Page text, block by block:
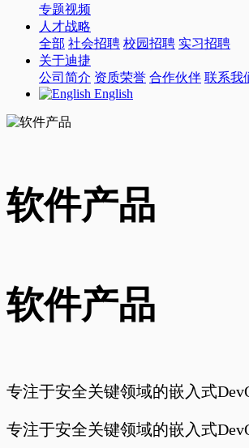
专题视频
人才战略
全部 社会招聘 校园招聘 实习招聘
关于迪捷
公司简介 资质荣誉 合作伙伴 联系我
English
软件产品
软件产品
专注于安全关键领域的嵌入式
专注于安全关键领域的嵌入式